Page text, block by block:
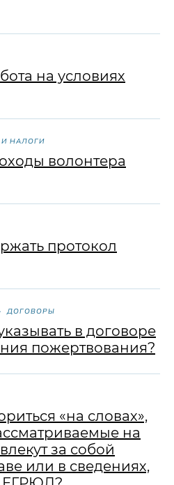
на условиях
И НАЛОГИ
волонтера
протокол
ДОГОВОРЫ
в договоре
пожертвования?
«на словах»,
на
за собой
или в сведениях,
но
времени
Max